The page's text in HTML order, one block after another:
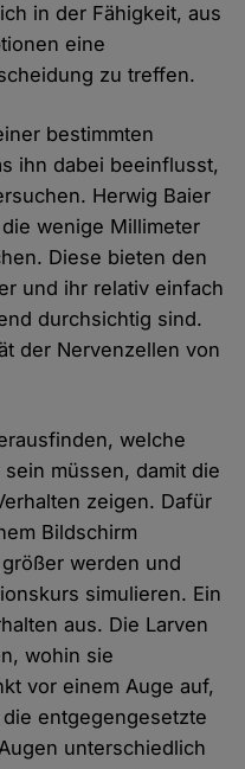
in der Fähigkeit, aus
eine
zu treffen.
bestimmten
ihn dabei beeinflusst,
Herwig Baier
wenige Millimeter
Diese bieten den
und ihr relativ einfach
durchsichtig sind.
der Nervenzellen von
welche
müssen, damit die
zeigen. Dafür
Bildschirm
werden und
simulieren. Ein
aus. Die Larven
wohin sie
vor einem Auge auf,
entgegengesetzte
unterschiedlich